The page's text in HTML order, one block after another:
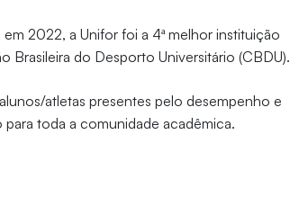
2022, a Unifor foi a 4ª melhor instituição
do Desporto Universitário (CBDU).
atletas presentes pelo desempenho e
toda a comunidade acadêmica.